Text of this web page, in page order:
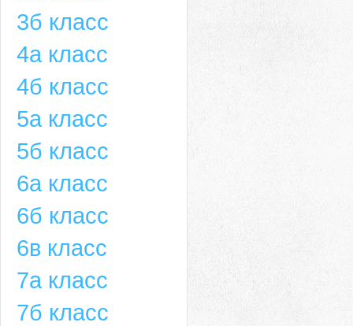
3б класс
4а класс
4б класс
5а класс
5б класс
6а класс
6б класс
6в класс
7а класс
7б класс